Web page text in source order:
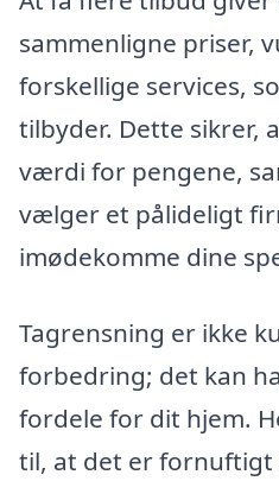
sammenligne priser,
forskellige services,
tilbyder. Dette sikrer,
værdi for pengene,
vælger et pålideligt
imødekomme dine
Tagrensning er ikke
forbedring; det kan
fordele for dit hjem.
til, at det er fornuftigt